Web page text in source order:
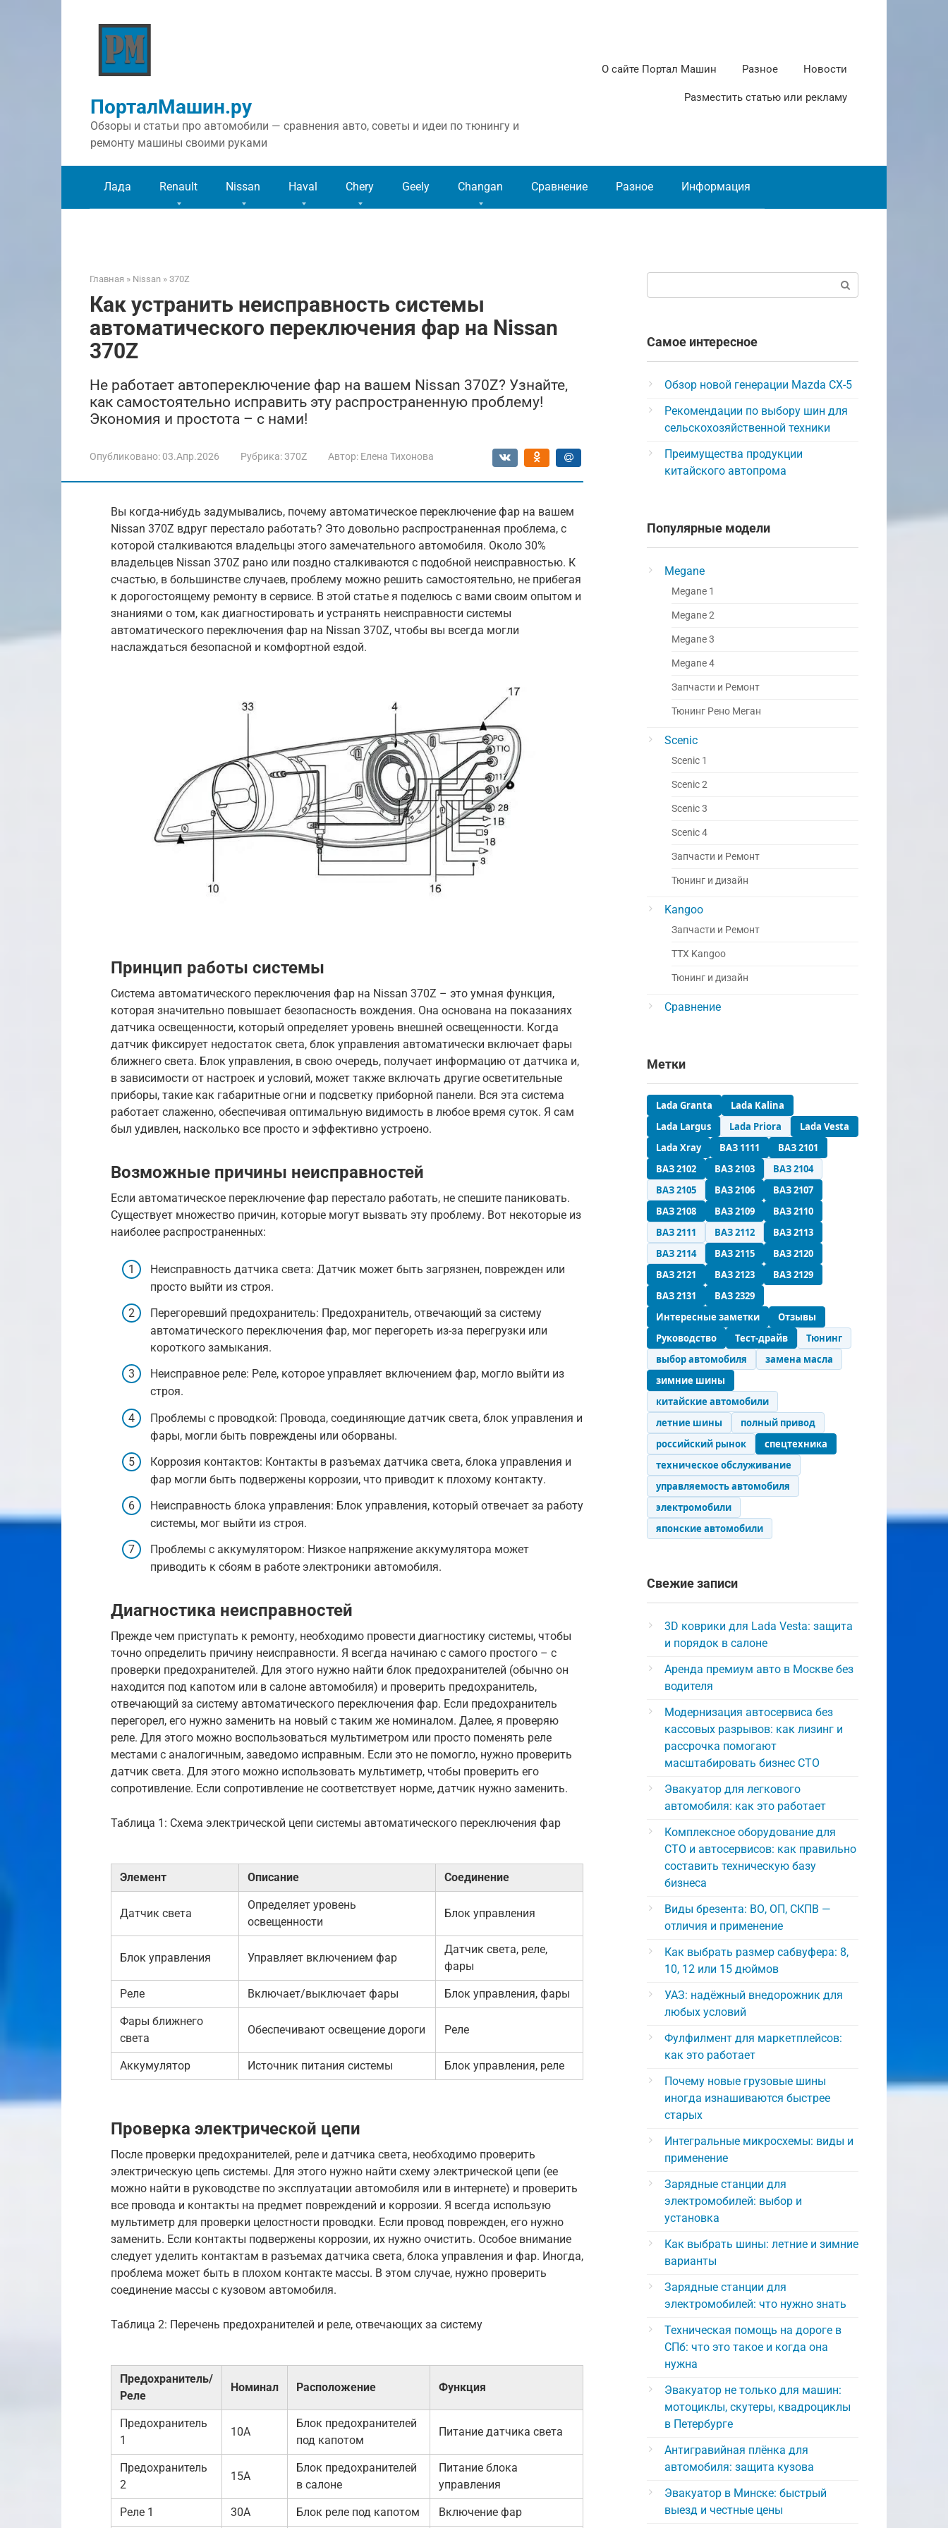
ПорталМашин.ру
Обзоры и статьи про автомобили — сравнения авто, советы и идеи по тюнингу и
ремонту машины своими руками
О сайте Портал Машин Разное Новости
Разместить статью или рекламу
Лада Renault Nissan Haval Chery Geely Changan Сравнение Разное Информация
Главная » Nissan » 370Z
Как устранить неисправность системы
автоматического переключения фар на Nissan
370Z
Не работает автопереключение фар на вашем Nissan 370Z? Узнайте,
как самостоятельно исправить эту распространенную проблему!
Экономия и простота – с нами!
Опубликовано: 03.Апр.2026 Рубрика:370Z Автор: Елена Тихонова
Вы когда-нибудь задумывались, почему автоматическое переключение фар на вашем
Nissan 370Z вдруг перестало работать? Это довольно распространенная проблема, с
которой сталкиваются владельцы этого замечательного автомобиля. Около 30%
владельцев Nissan 370Z рано или поздно сталкиваются с подобной неисправностью. К
счастью, в большинстве случаев, проблему можно решить самостоятельно, не прибегая
к дорогостоящему ремонту в сервисе. В этой статье я поделюсь с вами своим опытом и
знаниями о том, как диагностировать и устранять неисправности системы
автоматического переключения фар на Nissan 370Z, чтобы вы всегда могли
наслаждаться безопасной и комфортной ездой.
Принцип работы системы
Система автоматического переключения фар на Nissan 370Z – это умная функция,
которая значительно повышает безопасность вождения. Она основана на показаниях
датчика освещенности, который определяет уровень внешней освещенности. Когда
датчик фиксирует недостаток света, блок управления автоматически включает фары
ближнего света. Блок управления, в свою очередь, получает информацию от датчика и,
в зависимости от настроек и условий, может также включать другие осветительные
приборы, такие как габаритные огни и подсветку приборной панели. Вся эта система
работает слаженно, обеспечивая оптимальную видимость в любое время суток. Я сам
был удивлен, насколько все просто и эффективно устроено.
Возможные причины неисправностей
Если автоматическое переключение фар перестало работать, не спешите паниковать.
Существует множество причин, которые могут вызвать эту проблему. Вот некоторые из
наиболее распространенных:
Неисправность датчика света: Датчик может быть загрязнен, поврежден или
просто выйти из строя.
Перегоревший предохранитель: Предохранитель, отвечающий за систему
автоматического переключения фар, мог перегореть из-за перегрузки или
короткого замыкания.
Неисправное реле: Реле, которое управляет включением фар, могло выйти из
строя.
Проблемы с проводкой: Провода, соединяющие датчик света, блок управления и
фары, могли быть повреждены или оборваны.
Коррозия контактов: Контакты в разъемах датчика света, блока управления и
фар могли быть подвержены коррозии, что приводит к плохому контакту.
Неисправность блока управления: Блок управления, который отвечает за работу
системы, мог выйти из строя.
Проблемы с аккумулятором: Низкое напряжение аккумулятора может
приводить к сбоям в работе электроники автомобиля.
Диагностика неисправностей
Прежде чем приступать к ремонту, необходимо провести диагностику системы, чтобы
точно определить причину неисправности. Я всегда начинаю с самого простого – с
проверки предохранителей. Для этого нужно найти блок предохранителей (обычно он
находится под капотом или в салоне автомобиля) и проверить предохранитель,
отвечающий за систему автоматического переключения фар. Если предохранитель
перегорел, его нужно заменить на новый с таким же номиналом. Далее, я проверяю
реле. Для этого можно воспользоваться мультиметром или просто поменять реле
местами с аналогичным, заведомо исправным. Если это не помогло, нужно проверить
датчик света. Для этого можно использовать мультиметр, чтобы проверить его
сопротивление. Если сопротивление не соответствует норме, датчик нужно заменить.
Таблица 1: Схема электрической цепи системы автоматического переключения фар
Элемент Описание Соединение
Датчик света
Определяет уровень
освещенности
Блок управления
Блок управления Управляет включением фар
Датчик света, реле,
фары
Реле Включает/выключает фары Блок управления, фары
Фары ближнего
света
Обеспечивают освещение дороги Реле
Аккумулятор Источник питания системы Блок управления, реле
Проверка электрической цепи
После проверки предохранителей, реле и датчика света, необходимо проверить
электрическую цепь системы. Для этого нужно найти схему электрической цепи (ее
можно найти в руководстве по эксплуатации автомобиля или в интернете) и проверить
все провода и контакты на предмет повреждений и коррозии. Я всегда использую
мультиметр для проверки целостности проводки. Если провод поврежден, его нужно
заменить. Если контакты подвержены коррозии, их нужно очистить. Особое внимание
следует уделить контактам в разъемах датчика света, блока управления и фар. Иногда,
проблема может быть в плохом контакте массы. В этом случае, нужно проверить
соединение массы с кузовом автомобиля.
Таблица 2: Перечень предохранителей и реле, отвечающих за систему
Предохранитель/
Реле
Номинал Расположение Функция
Предохранитель
1
10A
Блок предохранителей
под капотом
Питание датчика света
Предохранитель
2
15A
Блок предохранителей
в салоне
Питание блока
управления
Реле 1 30A Блок реле под капотом Включение фар
Самое интересное
Обзор новой генерации Mazda CX-5
Рекомендации по выбору шин для
сельскохозяйственной техники
Преимущества продукции
китайского автопрома
Популярные модели
Megane
Megane 1
Megane 2
Megane 3
Megane 4
Запчасти и Ремонт
Тюнинг Рено Меган
Scenic
Scenic 1
Scenic 2
Scenic 3
Scenic 4
Запчасти и Ремонт
Тюнинг и дизайн
Kangoo
Запчасти и Ремонт
ТТХ Kangoo
Тюнинг и дизайн
Сравнение
Метки
Lada Granta
Lada Kalina
Lada Largus
Lada Priora
Lada Vesta
Lada Xray
ВАЗ 1111
ВАЗ 2101
ВАЗ 2102
ВАЗ 2103
ВАЗ 2104
ВАЗ 2105
ВАЗ 2106
ВАЗ 2107
ВАЗ 2108
ВАЗ 2109
ВАЗ 2110
ВАЗ 2111
ВАЗ 2112
ВАЗ 2113
ВАЗ 2114
ВАЗ 2115
ВАЗ 2120
ВАЗ 2121
ВАЗ 2123
ВАЗ 2129
ВАЗ 2131
ВАЗ 2329
Интересные заметки
Отзывы
Руководство
Тест-драйв
Тюнинг
выбор автомобиля
замена масла
зимние шины
китайские автомобили
летние шины
полный привод
российский рынок
спецтехника
техническое обслуживание
управляемость автомобиля
электромобили
японские автомобили
Свежие записи
3D коврики для Lada Vesta: защита
и порядок в салоне
Аренда премиум авто в Москве без
водителя
Модернизация автосервиса без
кассовых разрывов: как лизинг и
рассрочка помогают
масштабировать бизнес СТО
Эвакуатор для легкового
автомобиля: как это работает
Комплексное оборудование для
СТО и автосервисов: как правильно
составить техническую базу
бизнеса
Виды брезента: ВО, ОП, СКПВ —
отличия и применение
Как выбрать размер сабвуфера: 8,
10, 12 или 15 дюймов
УАЗ: надёжный внедорожник для
любых условий
Фулфилмент для маркетплейсов:
как это работает
Почему новые грузовые шины
иногда изнашиваются быстрее
старых
Интегральные микросхемы: виды и
применение
Зарядные станции для
электромобилей: выбор и
установка
Как выбрать шины: летние и зимние
варианты
Зарядные станции для
электромобилей: что нужно знать
Техническая помощь на дороге в
СПб: что это такое и когда она
нужна
Эвакуатор не только для машин:
мотоциклы, скутеры, квадроциклы
в Петербурге
Антигравийная плёнка для
автомобиля: защита кузова
Эвакуатор в Минске: быстрый
выезд и честные цены